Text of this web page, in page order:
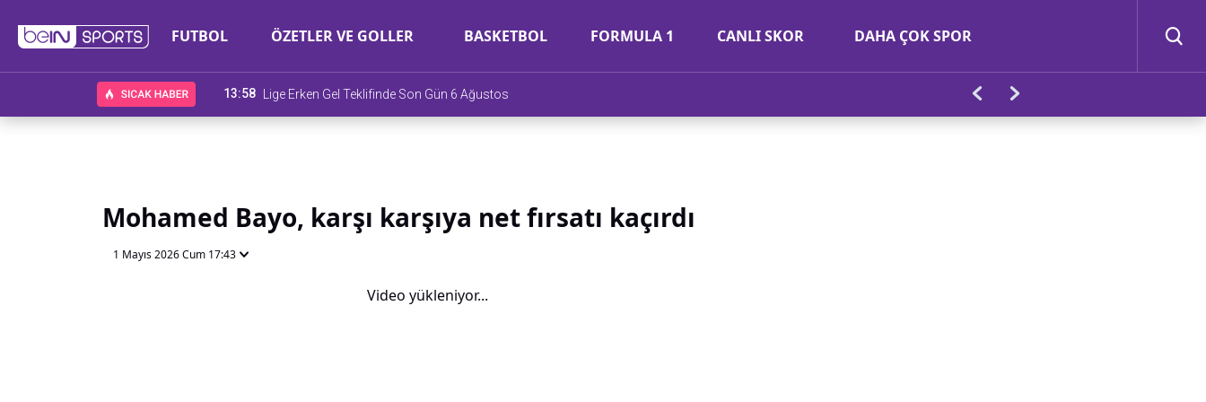
FUTBOL ÖZETLER VE GOLLER BASKETBOL FORMULA 1 CANLI SKOR DAHA ÇOK SPOR
13:58 Lige Erken Gel Teklifinde Son Gün 6 Ağustos
Mohamed Bayo, karşı karşıya net fırsatı kaçırdı
1 Mayıs 2026 Cum 17:43
Video yükleniyor...